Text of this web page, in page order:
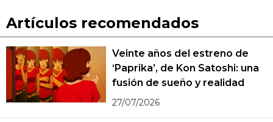
Artículos recomendados
Veinte años del estreno de
‘Paprika’, de Kon Satoshi: una
fusión de sueño y realidad
27/07/2026